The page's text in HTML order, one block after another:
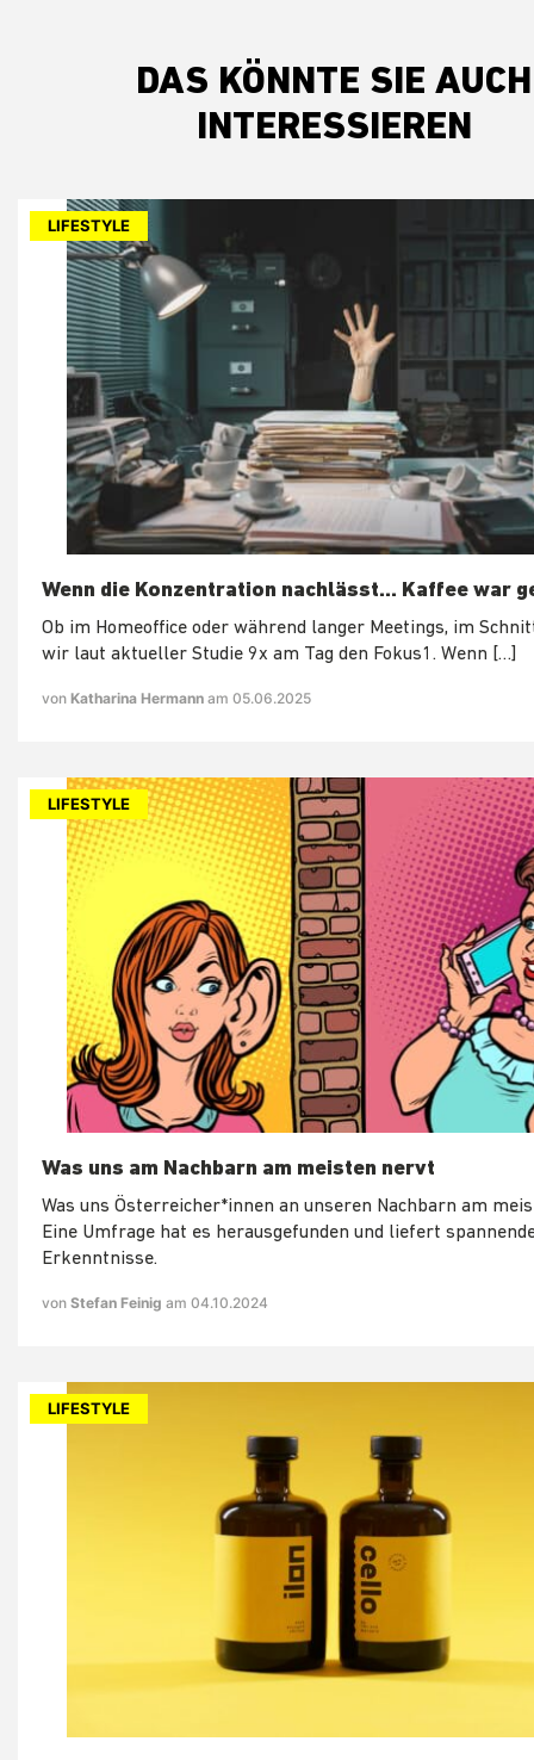
DAS KÖNNTE SIE AUCH
INTERESSIEREN
LIFESTYLE
Wenn die Konzentration nachlässt... Kaffee war
Ob im Homeoffice oder während langer Meetings, im
wir laut aktueller Studie 9x am Tag den Fokus1. Wenn […]
von Katharina Hermann am 05.06.2025
LIFESTYLE
Was uns am Nachbarn am meisten nervt
Was uns Österreicher*innen an unseren Nachbarn am
Eine Umfrage hat es herausgefunden und liefert
Erkenntnisse.
von Stefan Feinig am 04.10.2024
LIFESTYLE